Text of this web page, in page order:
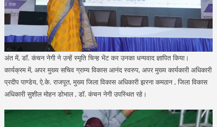
अंत में, डॉ. कंचन नेगी ने उन्हें स्मृति चिन्ह भेंट कर उनका धन्यवाद ज्ञापित किया।
कार्यक्रम में, अपर मुख्य सचिव ग्राम्य विकास आनंद स्वरुप, अपर मुख्य कार्यकारी अधिकारी
प्रदीप पाण्डेय, ऐ.के. राजपूत, मुख्य जिला विकास अधिकारी झरना कमठान , जिला विकास
अधिकारी सुशील मोहन डोभाल , डॉ. कंचन नेगी उपस्थित रहे।